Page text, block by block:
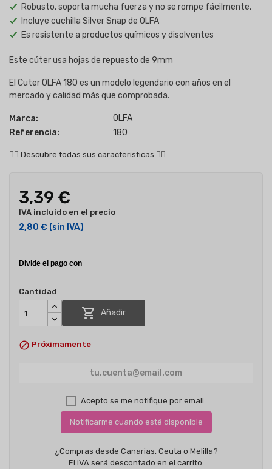
Robusto, soporta mucha fuerza y no se rompe fácilmente.
Incluye cuchilla Silver Snap de OLFA
Es resistente a productos químicos y disolventes
Este cúter usa hojas de repuesto de 9mm
El Cuter OLFA 180 es un modelo legendario con años en el
mercado y calidad más que comprobada.
Marca:
OLFA
Referencia:
180
👇🏻 Descubre todas sus características 👇🏻
3,39 €
2,80 € (sin IVA)
IVA incluido en el precio
Cantidad
 Añadir
 Próximamente
Acepto se me notifique por email.
Notificarme cuando esté disponible
¿Compras desde Canarias, Ceuta o Melilla?
El IVA será descontado en el carrito.